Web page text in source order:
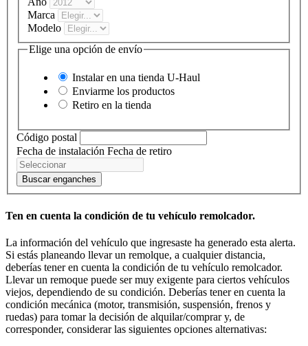
Marca
Modelo
Elige una opción de envío
Instalar en una tienda U-Haul
Enviarme los productos
Retiro en la tienda
Código postal
Fecha de instalación Fecha de retiro
Buscar enganches
Ten en cuenta la condición de tu vehículo remolcador.
La información del vehículo que ingresaste ha generado esta alerta.
Si estás planeando llevar un remolque, a cualquier distancia,
deberías tener en cuenta la condición de tu vehículo remolcador.
Llevar un remoque puede ser muy exigente para ciertos vehículos
viejos, dependiendo de su condición. Deberías tener en cuenta la
condición mecánica (motor, transmisión, suspensión, frenos y
ruedas) para tomar la decisión de alquilar/comprar y, de
corresponder, considerar las siguientes opciones alternativas: